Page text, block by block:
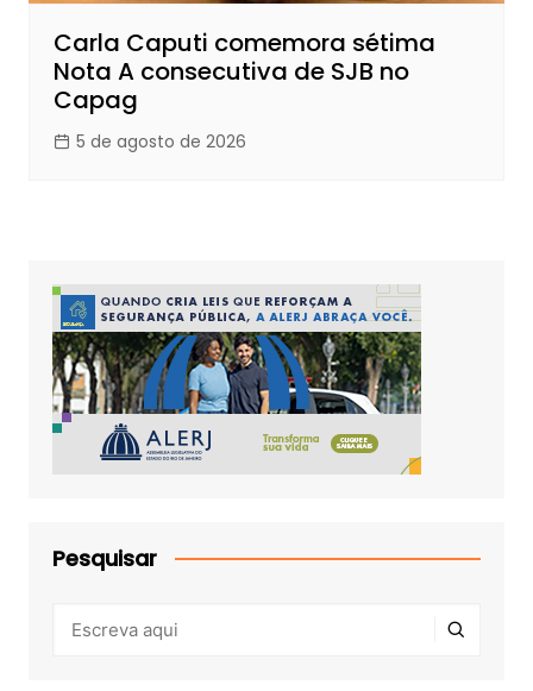
Carla Caputi comemora sétima
Nota A consecutiva de SJB no
Capag
5 de agosto de 2026
Pesquisar